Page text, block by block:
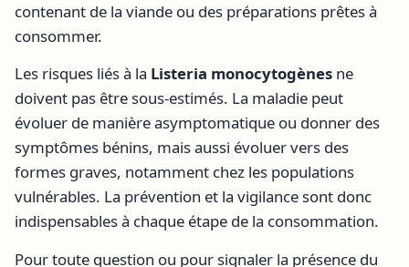
contenant de la viande ou des préparations prêtes à
consommer.
Les risques liés à la Listeria monocytogènes ne
doivent pas être sous-estimés. La maladie peut
évoluer de manière asymptomatique ou donner des
symptômes bénins, mais aussi évoluer vers des
formes graves, notamment chez les populations
vulnérables. La prévention et la vigilance sont donc
indispensables à chaque étape de la consommation.
Pour toute question ou pour signaler la présence du